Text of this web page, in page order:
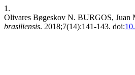
1.
Olivares Bøgeskov N. BURGOS, Juan
brasiliensis. 2018;7(14):141-143. doi: